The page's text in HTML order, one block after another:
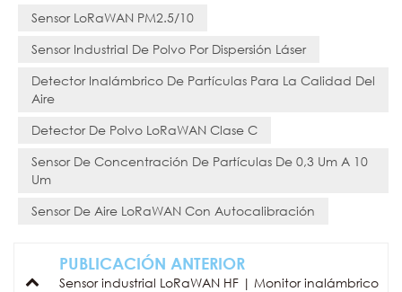
Sensor LoRaWAN PM2.5/10
Sensor Industrial De Polvo Por Dispersión Láser
Detector Inalámbrico De Partículas Para La Calidad Del
Aire
Detector De Polvo LoRaWAN Clase C
Sensor De Concentración De Partículas De 0,3 Um A 10
Um
Sensor De Aire LoRaWAN Con Autocalibración
PUBLICACIÓN ANTERIOR
Sensor industrial LoRaWAN HF | Monitor inalámbrico